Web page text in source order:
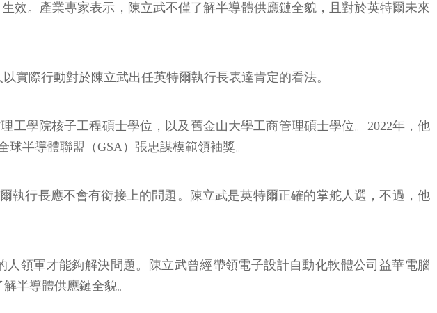
效。產業專家表示，陳立武不僅了解半導體供應鏈全貌，且對於英特爾未來
實際行動對於陳立武出任英特爾執行長表達肯定的看法。
工學院核子工程碩士學位，以及舊金山大學工商管理碩士學位。2022年，他
半導體聯盟（GSA）張忠謀模範領袖獎。
執行長應不會有銜接上的問題。陳立武是英特爾正確的掌舵人選，不過，他
領軍才能夠解決問題。陳立武曾經帶領電子設計自動化軟體公司益華電腦
半導體供應鏈全貌。